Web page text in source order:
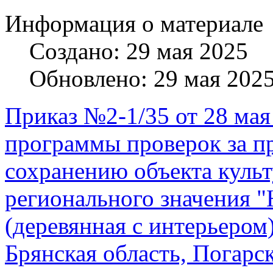
Информация о материале
Создано: 29 мая 2025
Обновлено: 29 мая
Приказ №2-1/35 от 28
программы проверок за
сохранению объекта
регионального значения
(деревянная с
Брянская область,